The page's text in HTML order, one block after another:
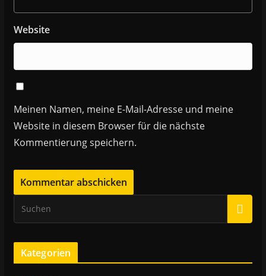
Website
Meinen Namen, meine E-Mail-Adresse und meine
Website in diesem Browser für die nächste
Kommentierung speichern.
Kategorien